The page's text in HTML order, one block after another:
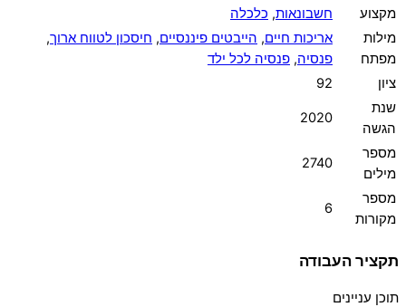
מקצוע חשבונאות, כלכלה
מילות
מפתח
אריכות חיים, הייבטים פיננסיים, חיסכון לטווח ארוך,
פנסיה, פנסיה לכל ילד
ציון
92
שנת
הגשה
2020
מספר
מילים
2740
מספר
מקורות
6
תקציר העבודה
תוכן עניינים